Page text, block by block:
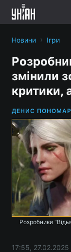
Новини › Ігри
змінили
критики,
ДЕНИС
Розробники
17:55, 27.02.2025